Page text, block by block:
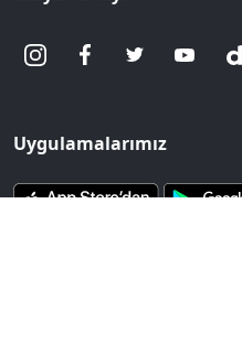
Uygulamalarımız